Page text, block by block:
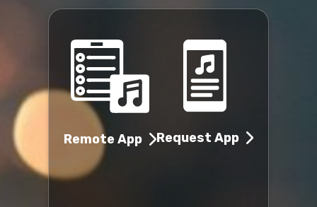
Remote App Request App